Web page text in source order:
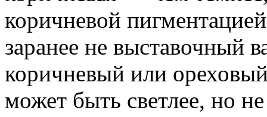
коричневой
заранее не выставочный
коричневый или
может быть светлее, но